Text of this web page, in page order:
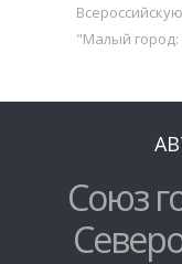
"Малый город:
Союз